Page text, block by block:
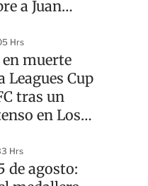
a Juan
Hrs
en muerte
Leagues Cup
tras un
en Los
Hrs
de agosto: